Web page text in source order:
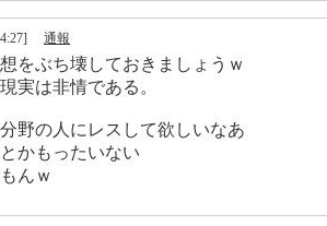
通報
をぶち壊しておきましょうｗ
実は非情である。
野の人にレスして欲しいなあ
かもったいない
んｗ